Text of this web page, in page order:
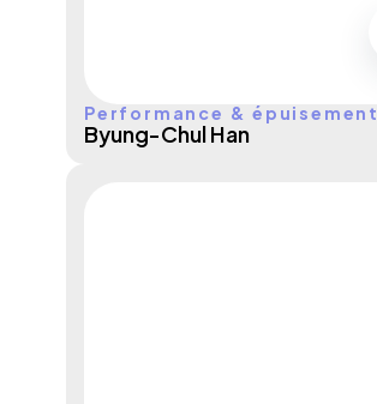
Performance & épuisement
Byung-Chul Han